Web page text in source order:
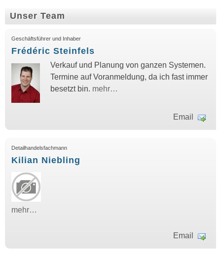
Unser Team
Geschäftsführer und Inhaber
Frédéric Steinfels
Verkauf und Planung von ganzen Systemen.
Termine auf Voranmeldung, da ich fast immer
besetzt bin. mehr…
Email
Detailhandelsfachmann
Kilian Niebling
mehr…
Email